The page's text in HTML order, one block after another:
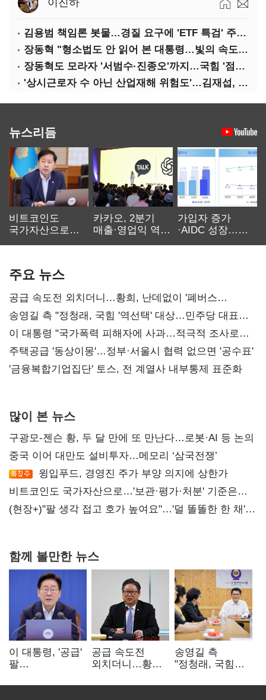
이진하
김용범 책임론 봇물…경질 요구에 'ETF 특검' 주장까지
장동혁 "형소법도 안 읽어 본 대통령…빛의 속도로 무너질 것"
장동혁도 모라자 '서범수·진종오'까지…국힘 '점입가경'
'상시근로자 수 아닌 산업재해 위험도'…김재섭, 산재예방 지원기준 손질
뉴스리듬
비트코인도
국가자산으로…'
카카오, 2분기
매출·영업익 역대
가입자 증가
·AIDC 성장…
주요 뉴스
공급 속도전 외치더니…황희, 난데없이 '폐버스
리모델링' 제안
송영길 측 "정청래, 국힘 '역선택' 대상…민주당 대표로
총선 지휘 못해"
이 대통령 "국가폭력 피해자에 사과…적극적 조사로
진실 밝혀야"
주택공급 '동상이몽'…정부·서울시 협력 없으면 '공수표'
'금융복합기업집단' 토스, 전 계열사 내부통제 표준화
많이 본 뉴스
구광모-젠슨 황, 두 달 만에 또 만난다…로봇·AI 등 논의
중국 이어 대만도 설비투자…메모리 ‘삼국전쟁’
윙입푸드, 경영진 주가 부양 의지에 상한가
비트코인도 국가자산으로…'보관·평가·처분' 기준은
숙제
(현장+)"팔 생각 접고 호가 높여요"…'덜 똘똘한 한 채'
함께 볼만한 뉴스
이 대통령, '공급'
팔
여 내부선
공급 속도전
외치더니…황희,
리모델링' 제안
송영길 측
"정청래, 국힘
민주당 대표로